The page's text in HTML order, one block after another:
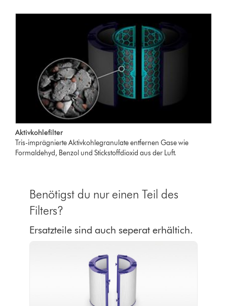
Aktivkohlefilter
Tris-imprägnierte Aktivkohlegranulate entfernen Gase wie
Formaldehyd, Benzol und Stickstoffdioxid aus der Luft.
Benötigst du nur einen Teil des
Filters?
Ersatzteile sind auch seperat erhältich.